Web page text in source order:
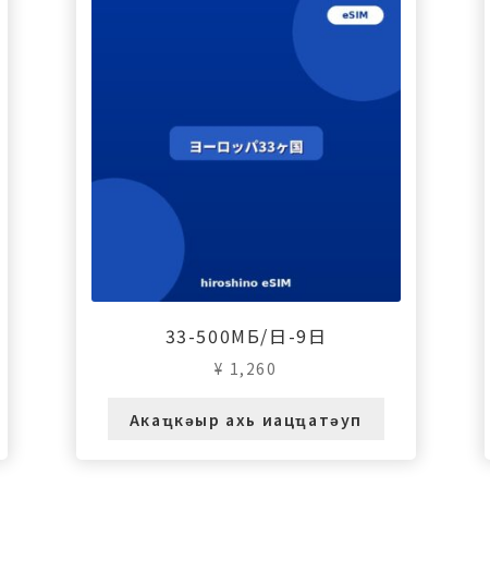
33-500МБ/日-9日
¥ 1,260
Акаҵкәыр ахь иацҵатәуп